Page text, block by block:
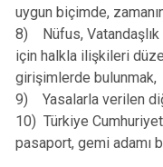
uygun biçimde,
8) Nüfus,
için halkla ilişkileri
girişimlerde bulunmak,
9) Yasalarla verilen
10) Türkiye
pasaport, gemi adamı